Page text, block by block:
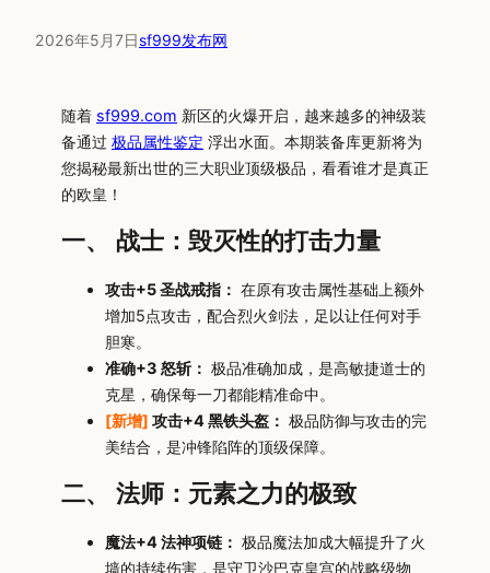
2026年5月7日sf999发布网
随着 sf999.com 新区的火爆开启，越来越多的神级装
备通过 极品属性鉴定 浮出水面。本期装备库更新将为
您揭秘最新出世的三大职业顶级极品，看看谁才是真正
的欧皇！
一、 战士：毁灭性的打击力量
攻击+5 圣战戒指： 在原有攻击属性基础上额外
增加5点攻击，配合烈火剑法，足以让任何对手
胆寒。
准确+3 怒斩： 极品准确加成，是高敏捷道士的
克星，确保每一刀都能精准命中。
[新增] 攻击+4 黑铁头盔： 极品防御与攻击的完
美结合，是冲锋陷阵的顶级保障。
二、 法师：元素之力的极致
魔法+4 法神项链： 极品魔法加成大幅提升了火
墙的持续伤害，是守卫沙巴克皇宫的战略级物